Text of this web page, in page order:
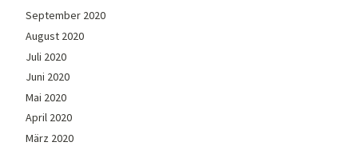
September 2020
August 2020
Juli 2020
Juni 2020
Mai 2020
April 2020
März 2020